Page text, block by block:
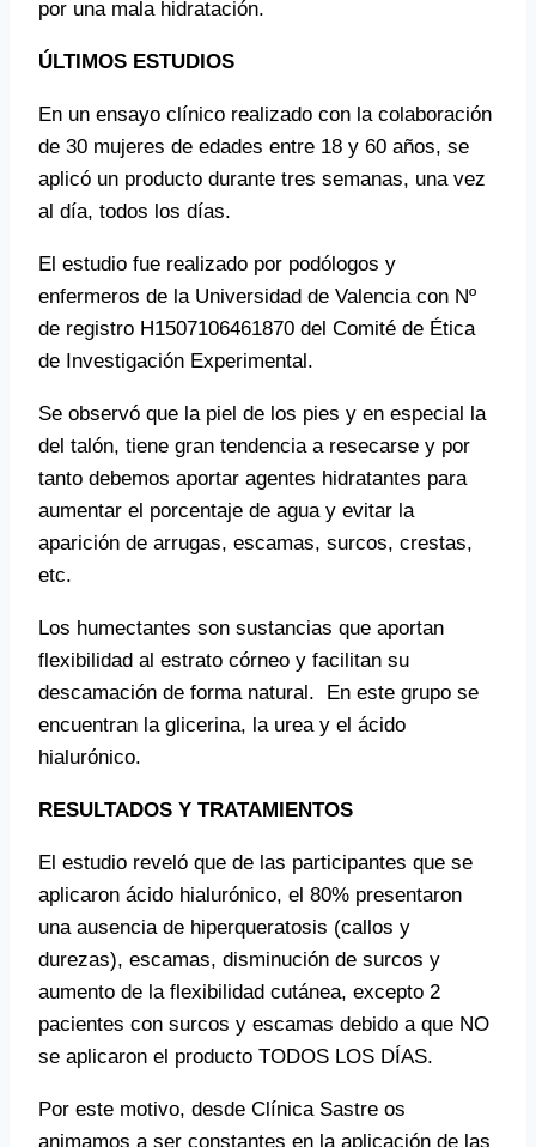
por una mala hidratación.
ÚLTIMOS ESTUDIOS
En un ensayo clínico realizado con la colaboración
de 30 mujeres de edades entre 18 y 60 años, se
aplicó un producto durante tres semanas, una vez
al día, todos los días.
El estudio fue realizado por podólogos y
enfermeros de la Universidad de Valencia con Nº
de registro H1507106461870 del Comité de Ética
de Investigación Experimental.
Se observó que la piel de los pies y en especial la
del talón, tiene gran tendencia a resecarse y por
tanto debemos aportar agentes hidratantes para
aumentar el porcentaje de agua y evitar la
aparición de arrugas, escamas, surcos, crestas,
etc.
Los humectantes son sustancias que aportan
flexibilidad al estrato córneo y facilitan su
descamación de forma natural. En este grupo se
encuentran la glicerina, la urea y el ácido
hialurónico.
RESULTADOS Y TRATAMIENTOS
El estudio reveló que de las participantes que se
aplicaron ácido hialurónico, el 80% presentaron
una ausencia de hiperqueratosis (callos y
durezas), escamas, disminución de surcos y
aumento de la flexibilidad cutánea, excepto 2
pacientes con surcos y escamas debido a que NO
se aplicaron el producto TODOS LOS DÍAS.
Por este motivo, desde Clínica Sastre os
animamos a ser constantes en la aplicación de las